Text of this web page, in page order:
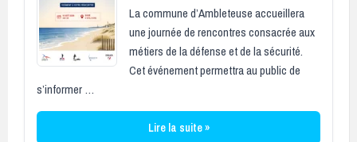
La commune d’Ambleteuse accueillera
une journée de rencontres consacrée aux
métiers de la défense et de la sécurité.
Cet événement permettra au public de
s’informer …
Lire la suite »